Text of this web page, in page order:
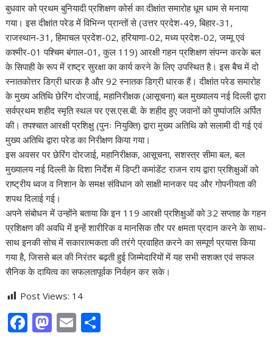
बुधवार को प्रथम बुनियादी प्रशिक्षण कोर्स का दीक्षांत समारोह धूम धाम से मनाया
गया। इस दीक्षांत परेड में विभिन्न प्रान्तों से (उत्तर प्रदेश-49, बिहार-31,
राजस्थान-31, हिमाचल प्रदेश-02, हरियाणा-02, मध्य प्रदेश-02, जम्मू एवं
कश्मीर-01 पश्चिम बंगाल-01, कुल 119) आरक्षी गहन प्रशिक्षण संपन्न करके बल
के सिपाही के रूप में राष्ट्र सुरक्षा का कार्य करने के लिए उपस्थित है। इस बैच में दो
स्नातकोत्तर डिग्री धारक है और 92 स्नातक डिग्री धारक हैं। दीक्षांत परेड समारोह
के मुख्य अतिथि छेरिंग दोरजाई, महानिरीक्षक (आसूचना) बल मुख्यालय नई दिल्ली द्वारा
सर्वप्रथम शहीद स्मृति स्थल पर एस.एस.बी. के शहीद हुए जवानों को पुष्पांजलि अर्पित
की। तपश्चात आरक्षी प्रशिक्षु (पुनः नियुक्ति) द्वारा मुख्य अतिथि को सलामी दी गई एवं
मुख्य अतिथि द्वारा परेड का निरीक्षण किया गया।
इस अवसर पर छेरिंग दोरजाई, महानिरीक्षक, आसूचना, सशस्त्र सीमा बल, बल
मुख्यालय नई दिल्ली के दिशा निर्देश में डिप्टी कमांडेंट राजन राय द्वारा प्रशिक्षुओं को
राष्ट्रीय ध्वज व निशान के समक्ष संविधान को साक्षी मानकर पद और गोपनीयता की
शपथ दिलाई गई।
अपने संबोधन में उन्होंने बताया कि इन 119 आरक्षी प्रशिक्षुओं को 32 सप्ताह के गहन
प्रशिक्षण की अवधि में इन्हें शारीरिक व मानसिक तौर पर क्षमता प्रदान करने के साथ-
साथ इनकी सोच में सकारात्मकता की तरंगे प्रवाहित करने का सम्पूर्ण प्रयास किया
गया है, जिससे बल की निरंतर बढ़ती हुई जिम्मेदारियों में यह सभी सशक्त एवं सफल
सैनिक के दायित्व का सफलतापूर्वक निर्वहन कर सके।
Post Views: 14
F M E